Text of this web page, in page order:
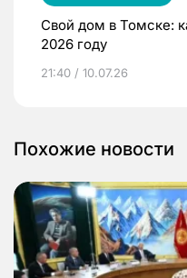
Свой дом в Томске:
2026 году
21:40 / 10.07.26
Похожие новости